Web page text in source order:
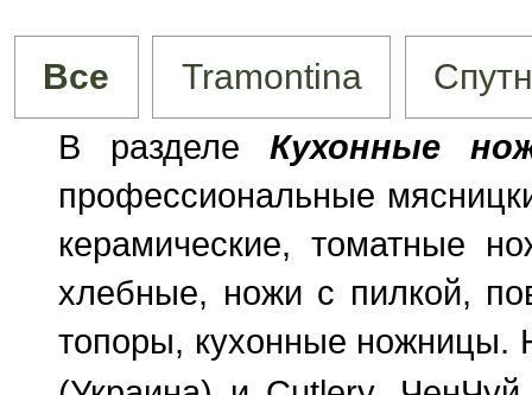
16
Все Tramontina
В разделе Кухонные
профессиональные
керамические, томатные
хлебные, ножи с пилкой,
топоры, кухонные